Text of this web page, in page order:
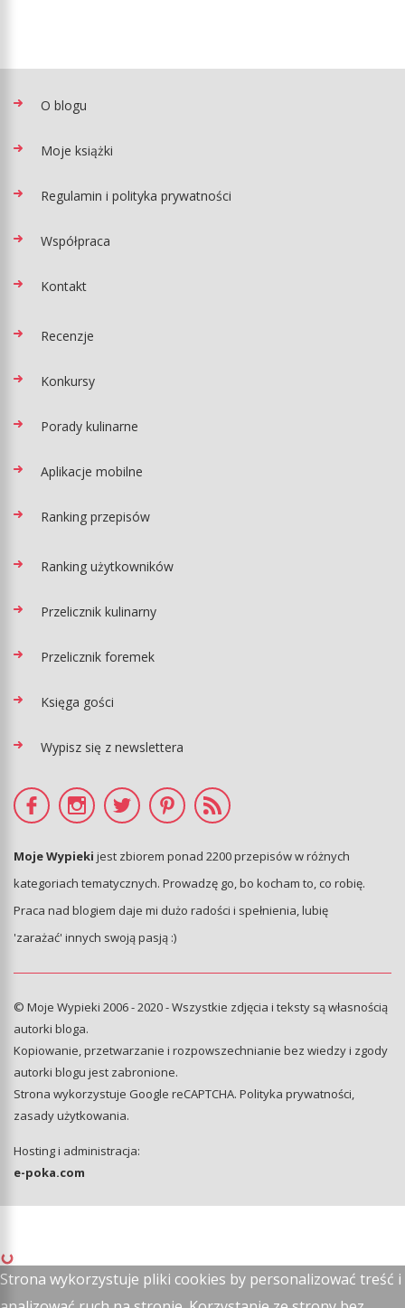
O blogu
Moje książki
Regulamin i polityka prywatności
Współpraca
Kontakt
Recenzje
Konkursy
Porady kulinarne
Aplikacje mobilne
Ranking przepisów
Ranking użytkowników
Przelicznik kulinarny
Przelicznik foremek
Księga gości
Wypisz się z newslettera
Moje Wypieki jest zbiorem ponad 2200 przepisów w różnych
kategoriach tematycznych. Prowadzę go, bo kocham to, co robię.
Praca nad blogiem daje mi dużo radości i spełnienia, lubię
'zarażać' innych swoją pasją :)
© Moje Wypieki 2006 - 2020 - Wszystkie zdjęcia i teksty są własnością
autorki bloga.
Kopiowanie, przetwarzanie i rozpowszechnianie bez wiedzy i zgody
autorki blogu jest zabronione.
Strona wykorzystuje Google reCAPTCHA. Polityka prywatności,
zasady użytkowania.
Hosting i administracja:
e-poka.com
Strona wykorzystuje pliki cookies by personalizować treść i